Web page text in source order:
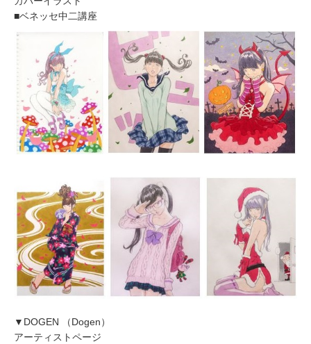
■ベネッセ中二講座
▼DOGEN （Dogen）
アーティストページ